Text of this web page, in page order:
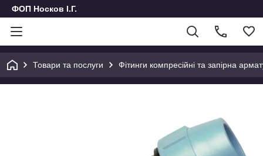
ФОП Носков І.Г.
Товари та послуги Фітинги компресійні та запірна